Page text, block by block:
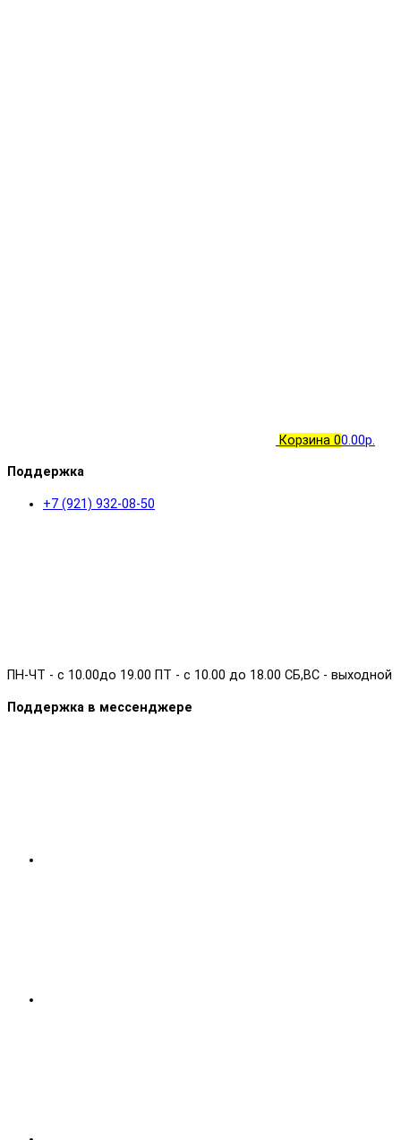
Корзина 00.00р.
Поддержка
+7 (921) 932-08-50
ПН-ЧТ - с 10.00до 19.00 ПТ - с 10.00 до 18.00 СБ,ВС - выходной
Поддержка в мессенджере